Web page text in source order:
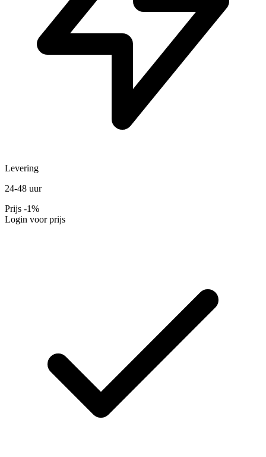
Levering
24-48 uur
Prijs -1%
Login voor prijs